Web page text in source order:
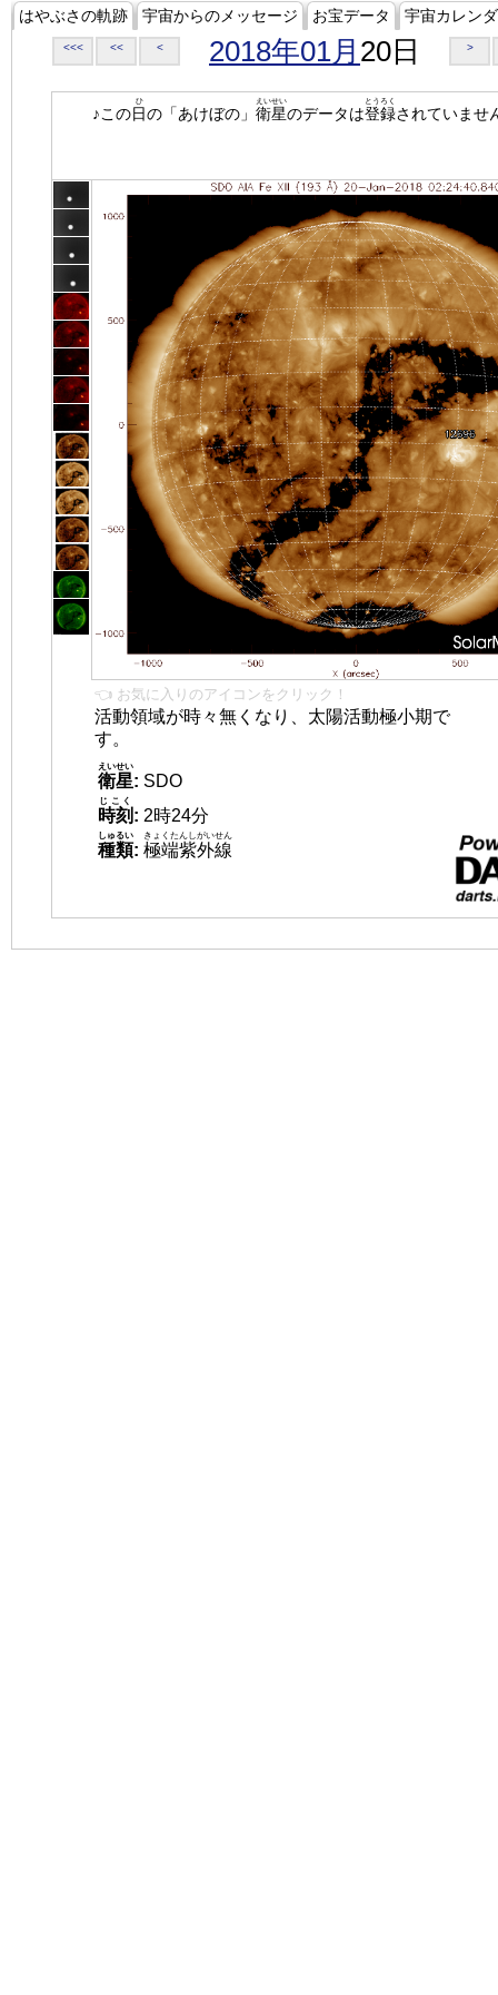
はやぶさの軌跡 宇宙からのメッセージ お宝データ 宇宙カレン
<<< << < 2018年01月 20日 >
♪この日
ひ
の「あけぼの」 衛星
えいせい
のデータは登録
とうろく
されていませ
👈 お気に入りのアイコンをクリック！
活動領域が時々無くなり、太陽活動極小期で
す。
衛星
えいせい
: SDO
時刻
じこく
: 2時24分
種類
しゅるい
: 極端紫外線
きょくたんしがいせん